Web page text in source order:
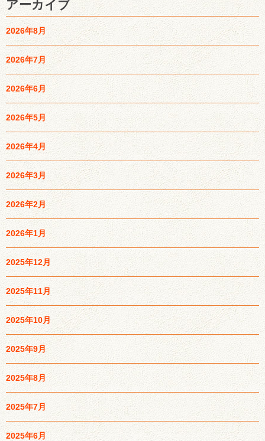
アーカイブ
2026年8月
2026年7月
2026年6月
2026年5月
2026年4月
2026年3月
2026年2月
2026年1月
2025年12月
2025年11月
2025年10月
2025年9月
2025年8月
2025年7月
2025年6月